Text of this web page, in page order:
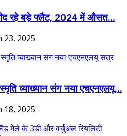
रहे बड़े फ्लैट, 2024 में औसत...
23, 2025
स्मृति व्याख्यान संग नया एचएनएलयू...
18, 2025